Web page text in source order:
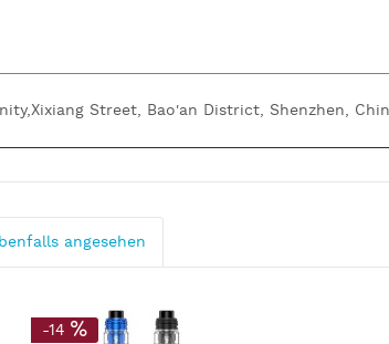
Street, Bao'an District, Shenzhen,
angesehen
-14